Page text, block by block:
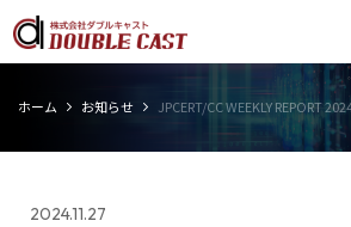
ホーム お知らせ JPCERT/CC WEEKLY REPORT
2024.11.27